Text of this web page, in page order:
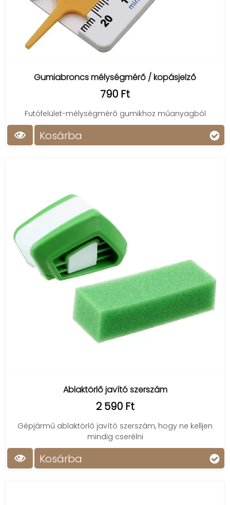
Gumiabroncs mélységmérő / kopásjelző
790 Ft
Futófelület-mélységmérő gumikhoz műanyagból
Kosárba
Ablaktörlő javító szerszám
2 590 Ft
Gépjármű ablaktörlő javító szerszám, hogy ne kelljen
mindig cserélni
Kosárba